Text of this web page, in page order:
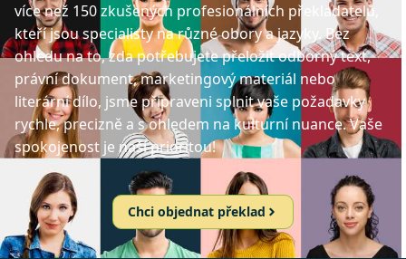
více než 150 zkušených profesionálních překladatelů,
kteří jsou specialisty na různé obory a jazyky. Bez
ohledu na to, zda potřebujete přeložit odborný text,
právní dokument, marketingový materiál nebo
literární dílo, jsme připraveni splnit vaše požadavky
rychle, precizně a s ohledem na kulturní nuance. Vaše
spokojenost je naší prioritou!
Chci objednat překlad